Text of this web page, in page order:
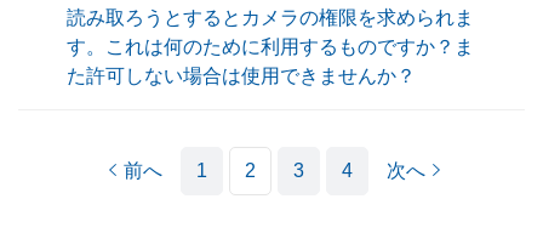
読み取ろうとするとカメラの権限を求められま
す。これは何のために利用するものですか？ま
た許可しない場合は使用できませんか？
前へ 1 2 3 4 次へ